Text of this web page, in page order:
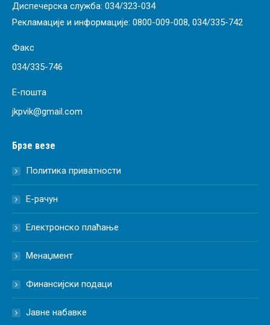
Диспечерска служба: 034/323-034
Рекламације и информације: 0800-009-008, 034/335-742
Факс
034/335-746
Е-пошта
jkpvik@gmail.com
Брзе везе
Политика приватности
Е-рачун
Електронско плаћање
Менаџмент
Финансијски подаци
Јавне набавке